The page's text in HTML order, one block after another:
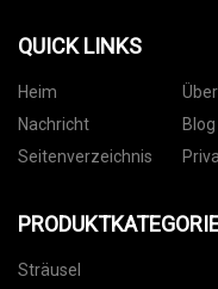
QUICK LINKS
Heim
Nachricht
Blog
Seitenverzeichnis
Sträusel